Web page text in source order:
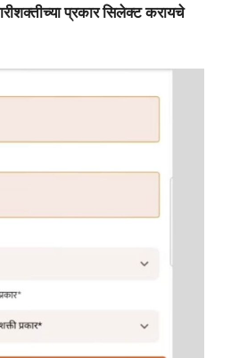
प्रकार सिलेक्ट करायचे